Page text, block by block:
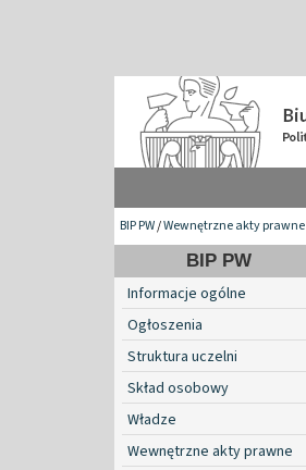
BIP PW/Wewnętrzne akty prawne
BIP PW
Informacje ogólne
Ogłoszenia
Struktura uczelni
Skład osobowy
Władze
Wewnętrzne akty prawne